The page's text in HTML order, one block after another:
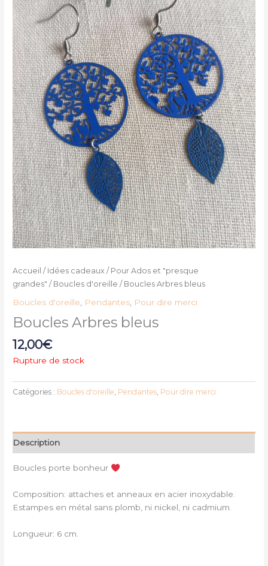
Accueil / Idées cadeaux / Pour Ados et "presque
grandes" / Boucles d'oreille / Boucles Arbres bleus
Boucles d'oreille Pendantes Pour dire merci
Boucles Arbres bleus
12,00€
Rupture de stock
Catégories : Boucles d'oreille, Pendantes, Pour dire merci
Description
Boucles porte bonheur
Composition: attaches et anneaux en acier inoxydable.
Estampes en métal sans plomb, ni nickel, ni cadmium.
Longueur: 6 cm.